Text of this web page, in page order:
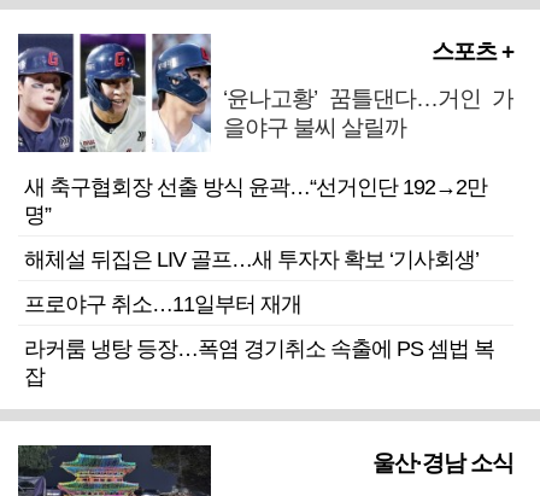
스포츠 +
‘윤나고황’ 꿈틀댄다…거인 가
을야구 불씨 살릴까
새 축구협회장 선출 방식 윤곽…“선거인단 192→2만
명”
해체설 뒤집은 LIV 골프…새 투자자 확보 ‘기사회생’
프로야구 취소…11일부터 재개
라커룸 냉탕 등장…폭염 경기취소 속출에 PS 셈법 복
잡
울산·경남 소식